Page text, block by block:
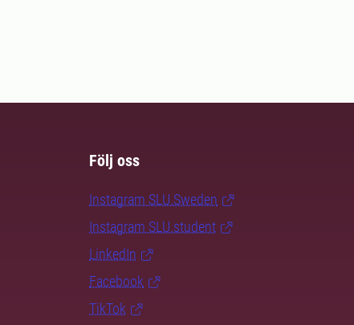
Följ oss
Instagram SLU.Sweden
Instagram SLU.student
LinkedIn
Facebook
TikTok